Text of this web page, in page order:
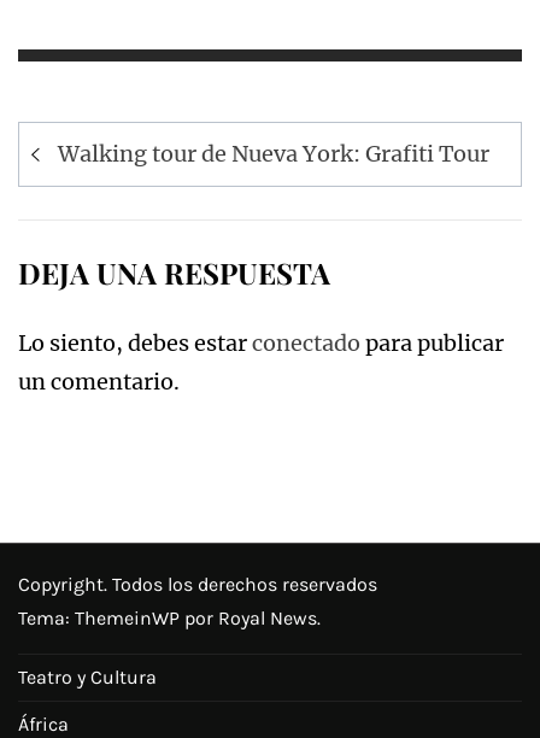
Navegación
de
Walking tour de Nueva York: Grafiti Tour
DEJA UNA RESPUESTA
Lo siento, debes estarconectado para publicar
un comentario.
Copyright. Todos los derechos reservados
Tema: ThemeinWP por Royal News.
Teatro y Cultura
África